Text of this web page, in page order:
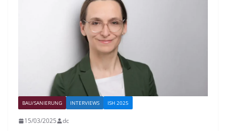
BAU/SANIERUNG INTERVIEWS ISH 2025
15/03/2025 dc